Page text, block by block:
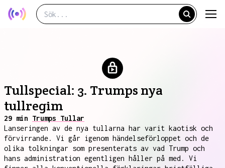
Tullspecial: 3. Trumps nya
tullregim
29 min Trumps Tullar
Lanseringen av de nya tullarna har varit kaotisk och
förvirrande. Vi går igenom händelseförloppet och de
olika tolkningar som presenterats av vad Trump och
hans administration egentligen håller på med. Vi